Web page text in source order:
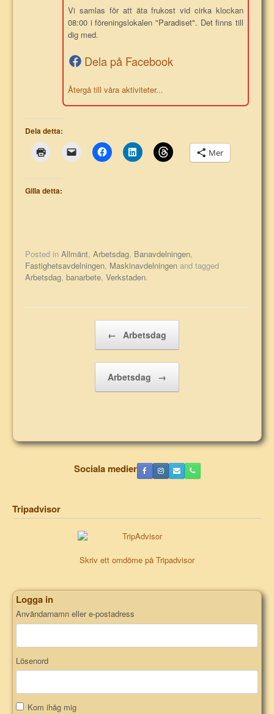
Vi samlas för att äta frukost vid cirka klockan
08:00 i föreningslokalen "Paradiset". Det finns till
dig med.
Dela på Facebook
Återgå till våra aktiviteter...
Dela detta:
Mer
Gilla detta:
Posted in Allmänt, Arbetsdag, Banavdelningen,
Fastighetsavdelningen, Maskinavdelningen and tagged
Arbetsdag, banarbete, Verkstaden.
← Arbetsdag
Arbetsdag →
Sociala medier
Tripadvisor
Skriv ett omdöme på Tripadvisor
Logga in
Användarnamn eller e-postadress
Lösenord
Kom ihåg mig